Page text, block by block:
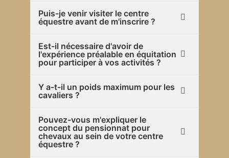
Puis-je venir visiter le centre
équestre avant de m'inscrire ?
Est-il nécessaire d'avoir de
l'expérience préalable en équitation
pour participer à vos activités ?
Y a-t-il un poids maximum pour les
cavaliers ?
Pouvez-vous m'expliquer le
concept du pensionnat pour
chevaux au sein de votre centre
équestre ?